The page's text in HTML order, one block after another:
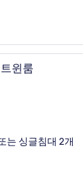
클래
윈룸
는 싱글침대 2개